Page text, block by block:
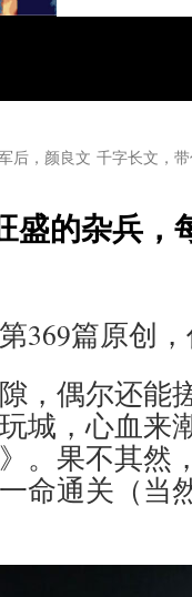
后，颜良文 千字长文，
盛的杂兵，
369篇原创
，偶尔还能
城，心血来
。果不其然
命通关（当